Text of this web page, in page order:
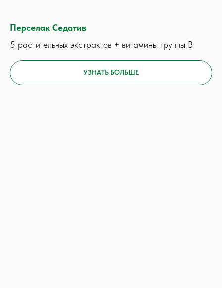
Перселак Седатив
5 растительных экстрактов + витамины группы В
УЗНАТЬ БОЛЬШЕ